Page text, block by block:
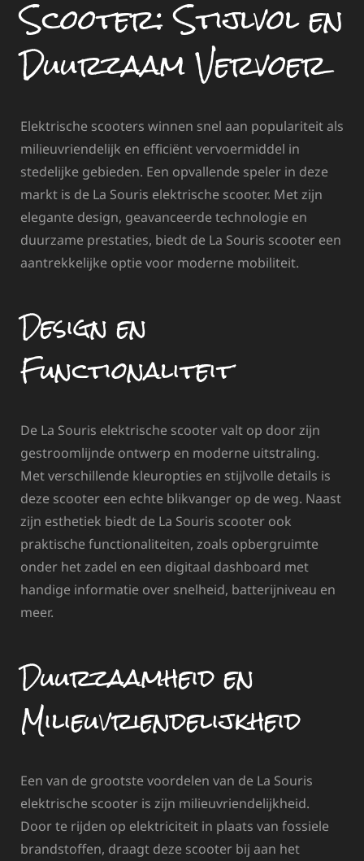
Scooter: Stijlvol en
Duurzaam Vervoer
Elektrische scooters winnen snel aan populariteit als
milieuvriendelijk en efficiënt vervoermiddel in
stedelijke gebieden. Een opvallende speler in deze
markt is de La Souris elektrische scooter. Met zijn
elegante design, geavanceerde technologie en
duurzame prestaties, biedt de La Souris scooter een
aantrekkelijke optie voor moderne mobiliteit.
Design en
Functionaliteit
De La Souris elektrische scooter valt op door zijn
gestroomlijnde ontwerp en moderne uitstraling.
Met verschillende kleuropties en stijlvolle details is
deze scooter een echte blikvanger op de weg. Naast
zijn esthetiek biedt de La Souris scooter ook
praktische functionaliteiten, zoals opbergruimte
onder het zadel en een digitaal dashboard met
handige informatie over snelheid, batterijniveau en
meer.
Duurzaamheid en
Milieuvriendelijkheid
Een van de grootste voordelen van de La Souris
elektrische scooter is zijn milieuvriendelijkheid.
Door te rijden op elektriciteit in plaats van fossiele
brandstoffen, draagt deze scooter bij aan het